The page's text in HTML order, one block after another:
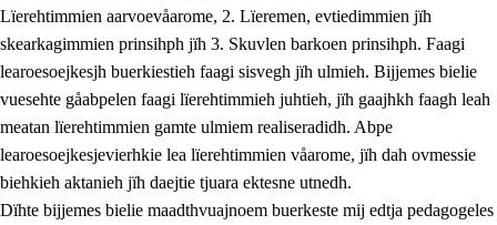
Lïerehtimmien aarvoevåarome, 2. Lïeremen, evtiedimmien jïh
skearkagimmien prinsihph jïh 3. Skuvlen barkoen prinsihph. Faagi
learoesoejkesjh buerkiestieh faagi sisvegh jïh ulmieh. Bijjemes bielie
vuesehte gåabpelen faagi lïerehtimmieh juhtieh, jïh gaajhkh faagh leah
meatan lïerehtimmien gamte ulmiem realiseradidh. Abpe
learoesoejkesjevierhkie lea lïerehtimmien våarome, jïh dah ovmessie
biehkieh aktanieh jïh daejtie tjuara ektesne utnedh.
Dïhte bijjemes bielie maadthvuajnoem buerkeste mij edtja pedagogeles